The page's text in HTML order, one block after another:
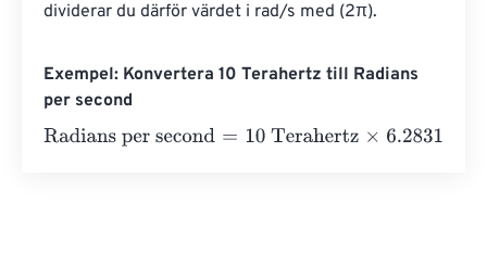
dividerar du därför värdet i rad/s med (2π).
Exempel: Konvertera 10 Terahertz till Radians
per second
Radians per second=10 Terahertz×6.2831853071796